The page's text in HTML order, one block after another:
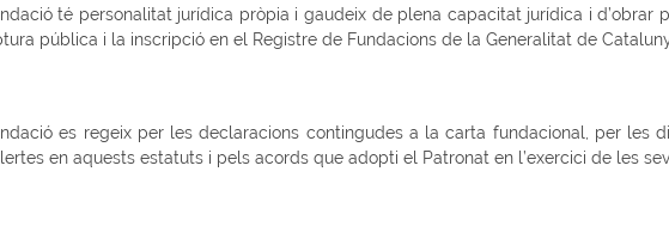
té personalitat jurídica pròpia i gaudeix de plena capacitat jurídica i d’obrar
pública i la inscripció en el Registre de Fundacions de la Generalitat de
es regeix per les declaracions contingudes a la carta fundacional, per les
en aquests estatuts i pels acords que adopti el Patronat en l’exercici de les